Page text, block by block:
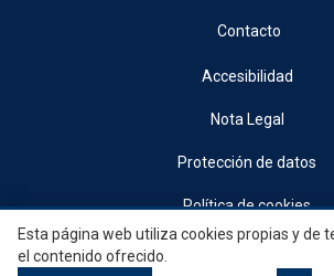
Contacto
Accesibilidad
Nota Legal
Protección de datos
Política de cookies
© 2026, Generalitat • Conselleria d’Indústria,
Institut Valencià de Competitivitat
Esta página web utiliza cookies propias y de
el contenido ofrecido.